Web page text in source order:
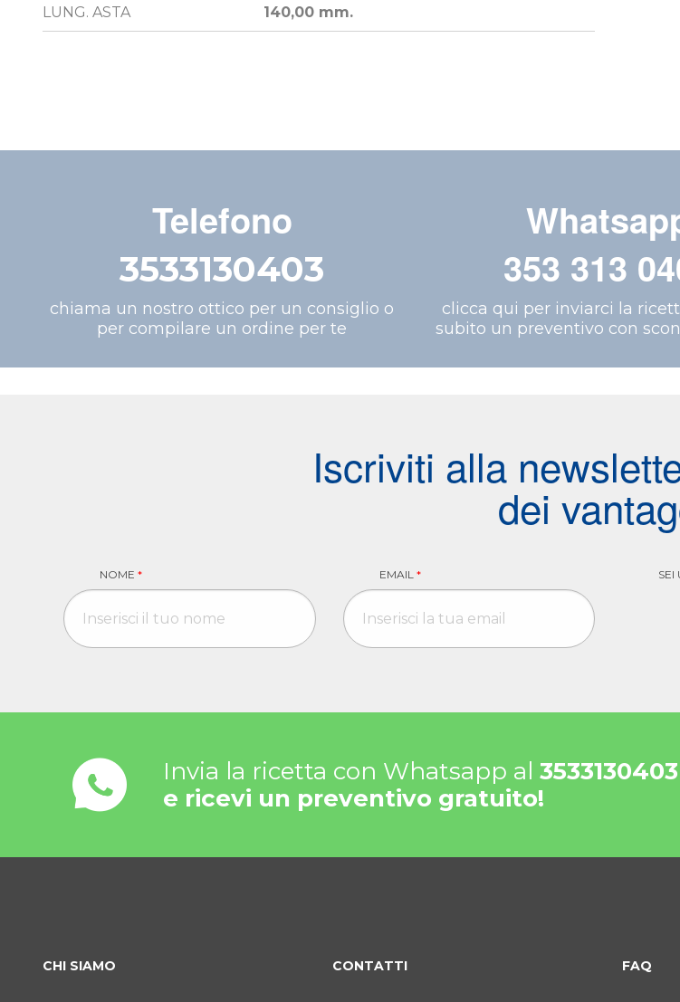
LUNG. ASTA 140,00 mm.
Telefono
3533130403
chiama un nostro ottico per un consiglio o
per compilare un ordine per te
353 313
clicca qui per inviarci la
subito un preventivo con
Iscriviti alla
dei
NOME * EMAIL * SEI
Invia la ricetta con Whatsapp al 3533130403
e ricevi un preventivo gratuito!
CHI SIAMO CONTATTI FAQ